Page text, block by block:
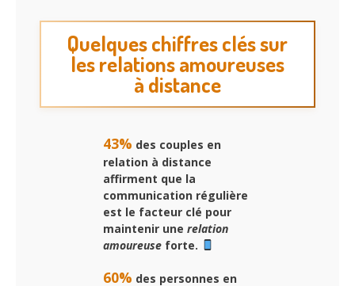
Quelques chiffres clés sur
les relations amoureuses
à distance
43% des couples en
relation à distance
affirment que la
communication régulière
est le facteur clé pour
maintenir une relation
amoureuse forte.
60% des personnes en